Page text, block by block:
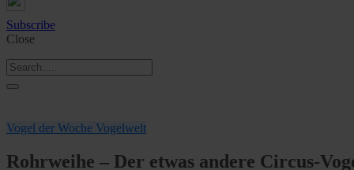
Subscribe
Close
Vogel der Woche Vogelwelt
Rohrweihe – Der etwas andere Circus-